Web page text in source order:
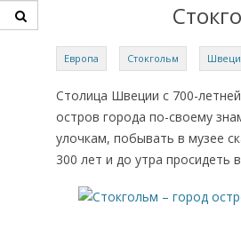
Европа Стокгольм
Столица Швеции с 700-
остров города по-своему
улочкам, побывать в музее
300 лет и до утра просидеть